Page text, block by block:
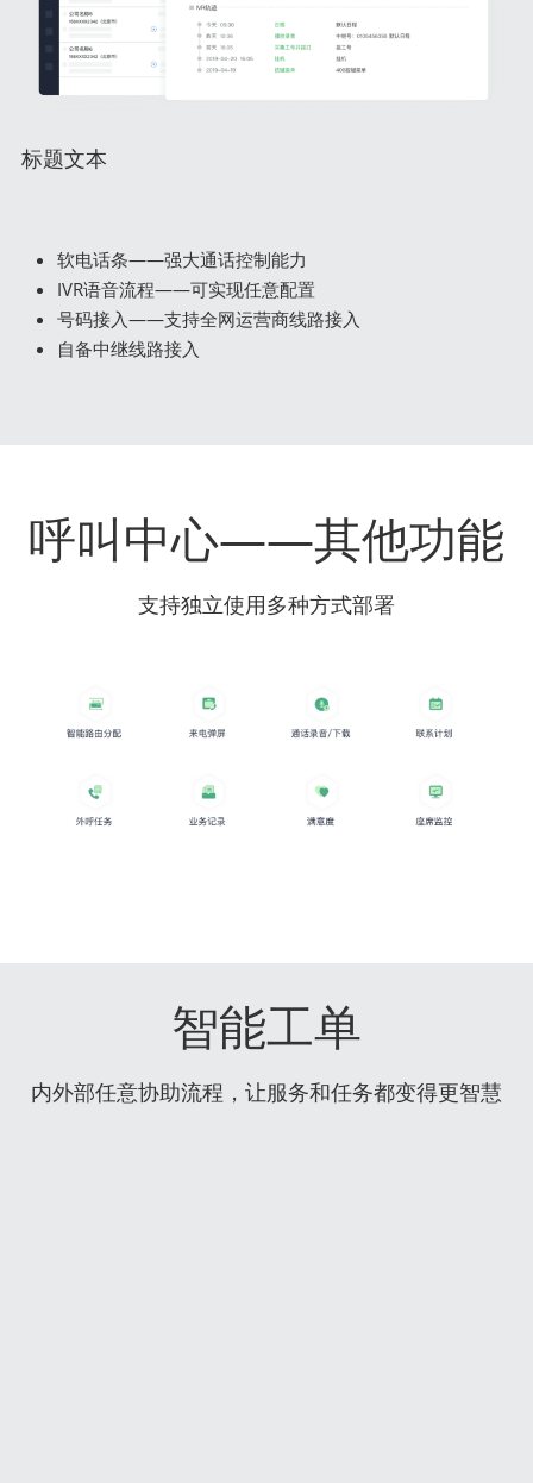
标题文本
软电话条——强大通话控制能力
IVR语音流程——可实现任意配置
号码接入——支持全网运营商线路接入
自备中继线路接入
呼叫中心——其他功能
支持独立使用多种方式部署
智能工单
内外部任意协助流程，让服务和任务都变得更智慧